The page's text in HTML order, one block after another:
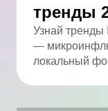
тренды
обороты
Узнай тренды
—
локальный